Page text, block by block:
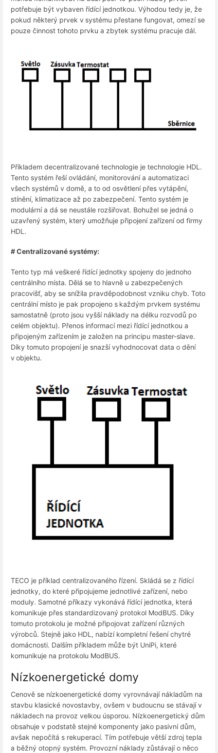
potřebuje být vybaven řídící jednotkou. Výhodou tedy je, že
pokud některý prvek v systému přestane fungovat, omezí se
pouze činnost tohoto prvku a zbytek systému pracuje dál.
Příkladem decentralizované technologie je technologie HDL.
Tento systém řeší ovládání, monitorování a automatizaci
všech systémů v domě, a to od osvětlení přes vytápění,
stínění, klimatizace až po zabezpečení. Tento systém je
modulární a dá se neustále rozšiřovat. Bohužel se jedná o
uzavřený systém, který umožňuje připojení zařízení od firmy
HDL.
# Centralizované systémy:
Tento typ má veškeré řídící jednotky spojeny do jednoho
centrálního místa. Dělá se to hlavně u zabezpečených
pracovišť, aby se snížila pravděpodobnost vzniku chyb. Toto
centrální místo je pak propojeno s každým prvkem systému
samostatně (proto jsou vyšší náklady na délku rozvodů po
celém objektu). Přenos informací mezi řídící jednotkou a
připojeným zařízením je založen na principu master-slave.
Díky tomuto propojení je snazší vyhodnocovat data o dění
v objektu.
TECO je příklad centralizovaného řízení. Skládá se z řídící
jednotky, do které připojujeme jednotlivé zařízení, nebo
moduly. Samotné příkazy vykonává řídící jednotka, která
komunikuje přes standardizovaný protokol ModBUS. Díky
tomuto protokolu je možné připojovat zařízení různých
výrobců. Stejně jako HDL, nabízí kompletní řešení chytré
domácnosti. Dalším příkladem může být UniPi, které
komunikuje na protokolu ModBUS.
Nízkoenergetické domy
Cenově se nízkoenergetické domy vyrovnávají nákladům na
stavbu klasické novostavby, ovšem v budoucnu se stávají v
nákladech na provoz velkou úsporou. Nízkoenergetický dům
obsahuje v podstatě stejné komponenty jako pasivní dům,
avšak nepočítá s rekuperací. Tím potřebuje větší zdroj tepla
a běžný otopný systém. Provozní náklady zůstávají o něco